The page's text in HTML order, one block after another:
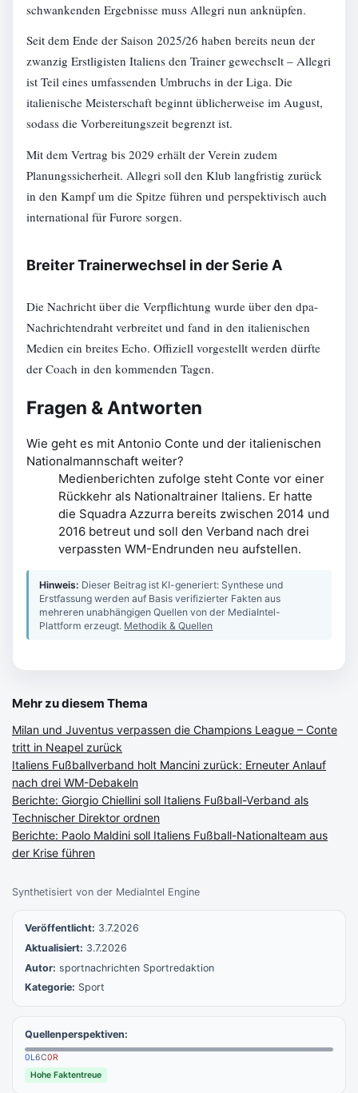
Synthetisiert von der MediaIntel Engine
Veröffentlicht: 3.7.2026
Aktualisiert: 3.7.2026
Autor: sportnachrichten Sportredaktion
Kategorie: Sport
Quellenperspektiven:
0L6C0R
Hohe Faktentreue
schwankenden Ergebnisse muss Allegri nun anknüpfen.
Seit dem Ende der Saison 2025/26 haben bereits neun der
zwanzig Erstligisten Italiens den Trainer gewechselt – Allegri
ist Teil eines umfassenden Umbruchs in der Liga. Die
italienische Meisterschaft beginnt üblicherweise im August,
sodass die Vorbereitungszeit begrenzt ist.
Mit dem Vertrag bis 2029 erhält der Verein zudem
Planungssicherheit. Allegri soll den Klub langfristig zurück
in den Kampf um die Spitze führen und perspektivisch auch
international für Furore sorgen.
Breiter Trainerwechsel in der Serie A
Die Nachricht über die Verpflichtung wurde über den dpa-
Nachrichtendraht verbreitet und fand in den italienischen
Medien ein breites Echo. Offiziell vorgestellt werden dürfte
der Coach in den kommenden Tagen.
Fragen & Antworten
Wie geht es mit Antonio Conte und der italienischen
Nationalmannschaft weiter?
Medienberichten zufolge steht Conte vor einer
Rückkehr als Nationaltrainer Italiens. Er hatte
die Squadra Azzurra bereits zwischen 2014 und
2016 betreut und soll den Verband nach drei
verpassten WM-Endrunden neu aufstellen.
Hinweis: Dieser Beitrag ist KI-generiert: Synthese und
Erstfassung werden auf Basis verifizierter Fakten aus
mehreren unabhängigen Quellen von der MediaIntel-
Plattform erzeugt. Methodik & Quellen
Mehr zu diesem Thema
Milan und Juventus verpassen die Champions League – Conte
tritt in Neapel zurück
Italiens Fußballverband holt Mancini zurück: Erneuter Anlauf
nach drei WM-Debakeln
Berichte: Giorgio Chiellini soll Italiens Fußball-Verband als
Technischer Direktor ordnen
Berichte: Paolo Maldini soll Italiens Fußball-Nationalteam aus
der Krise führen